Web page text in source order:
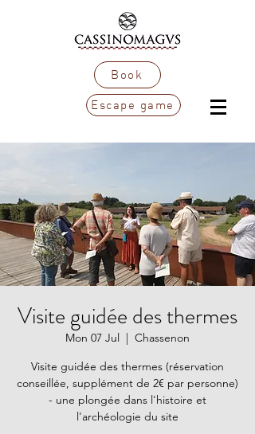
Book
Escape game
Visite guidée des thermes
Mon 07 Jul
  |
Chassenon
Visite guidée des thermes (réservation
conseillée, supplément de 2€ par personne)
- une plongée dans l'histoire et
l'archéologie du site